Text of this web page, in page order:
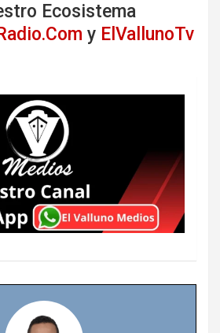
Ecosistema
y ElVallunoTv